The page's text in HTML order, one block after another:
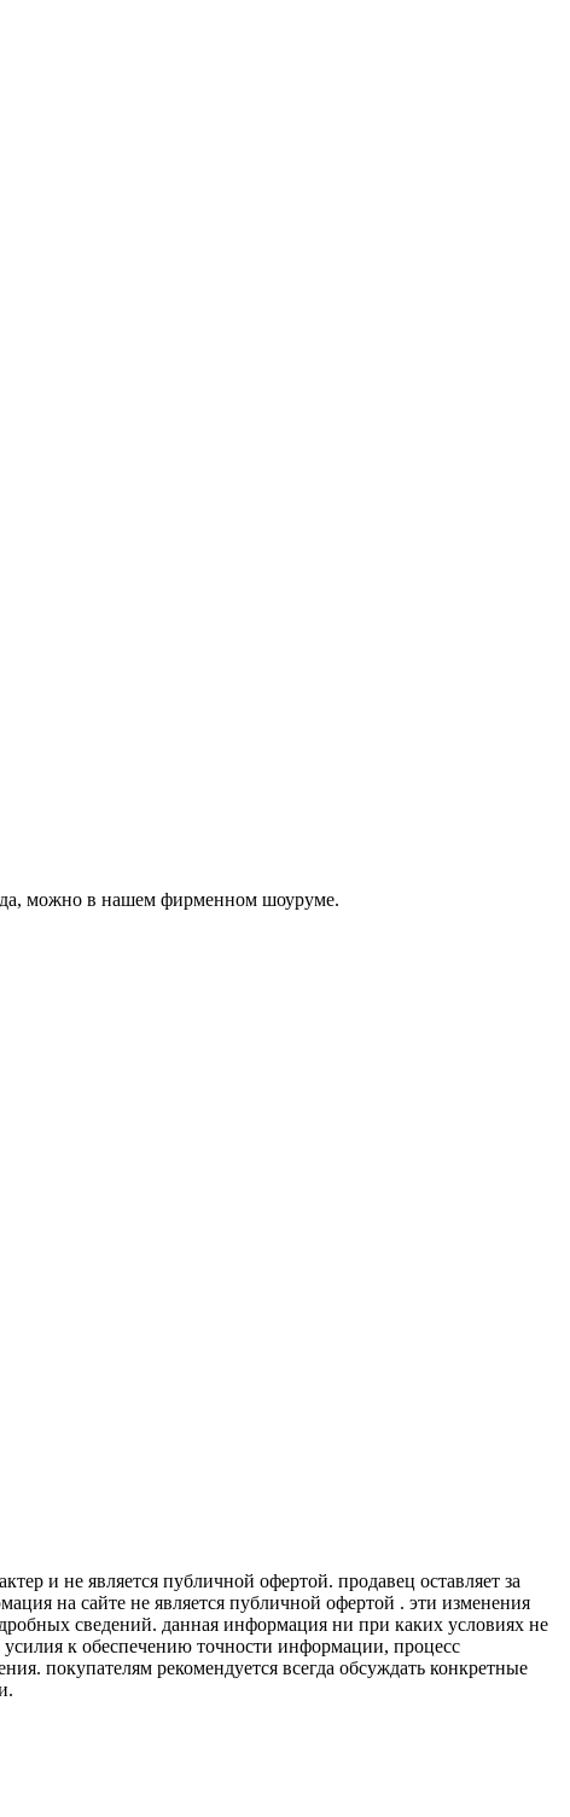
можно в нашем фирменном шоуруме.
и не является публичной офертой. продавец оставляет за
на сайте не является публичной офертой . эти изменения
сведений. данная информация ни при каких условиях не
к обеспечению точности информации, процесс
покупателям рекомендуется всегда обсуждать конкретные